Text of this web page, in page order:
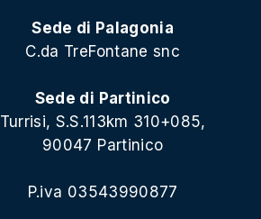
Sede di Palagonia
C.da TreFontane snc
Sede di Partinico
Turrisi, S.S.113km 310+085,
90047 Partinico
P.iva 03543990877